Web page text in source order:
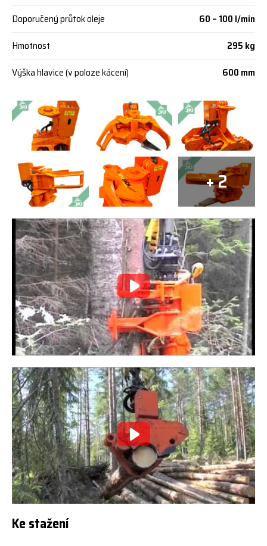
+ 2
Doporučený průtok oleje
60 – 100 l/min
Hmotnost
295 kg
Výška hlavice (v poloze kácení)
600 mm
Ke stažení